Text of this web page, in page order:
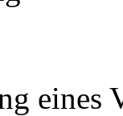
eines